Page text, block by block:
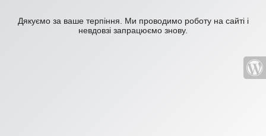
Дякуємо за ваше терпіння. Ми проводимо роботу на сайті і
невдовзі запрацюємо знову.